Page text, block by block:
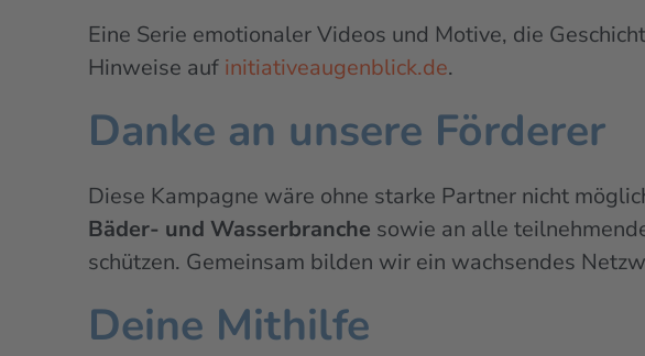
Eine Serie emotionaler Videos und Motive, die
Hinweise auf initiativeaugenblick.de.
Danke an unsere Förderer
Diese Kampagne wäre ohne starke Partner nicht
Bäder- und Wasserbranche sowie an alle
schützen. Gemeinsam bilden wir ein wachsendes
Deine Mithilfe